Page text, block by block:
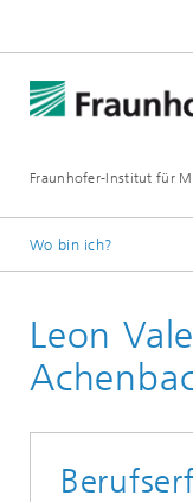
Fraunhofer-Institut für
Wo bin ich?
Abteilungen
IoT und
Team
Leon